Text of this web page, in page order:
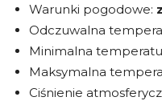
Warunki pogodowe:
Odczuwalna
Minimalna
Maksymalna
Ciśnienie